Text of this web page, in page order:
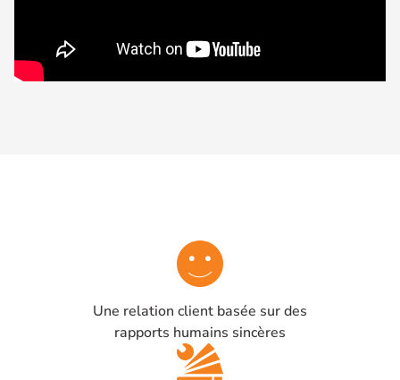
Une relation client basée sur des
rapports humains sincères